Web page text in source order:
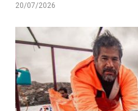
20/07/2026